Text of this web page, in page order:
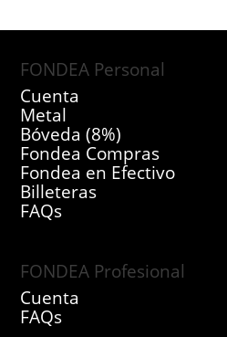
FONDEA Personal
Cuenta
Metal
Bóveda (8%)
Fondea Compras
Fondea en Efectivo
Billeteras
FAQs
FONDEA Profesional
Cuenta
FAQs